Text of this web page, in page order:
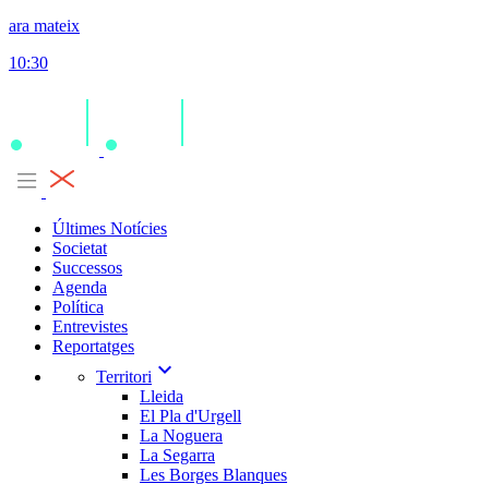
ara mateix
10:30
Últimes Notícies
Societat
Successos
Agenda
Política
Entrevistes
Reportatges
Territori expand_more
Lleida
El Pla d'Urgell
La Noguera
La Segarra
Les Borges Blanques